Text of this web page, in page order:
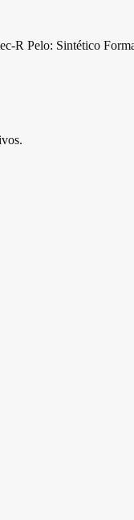
Pelo: Sintético